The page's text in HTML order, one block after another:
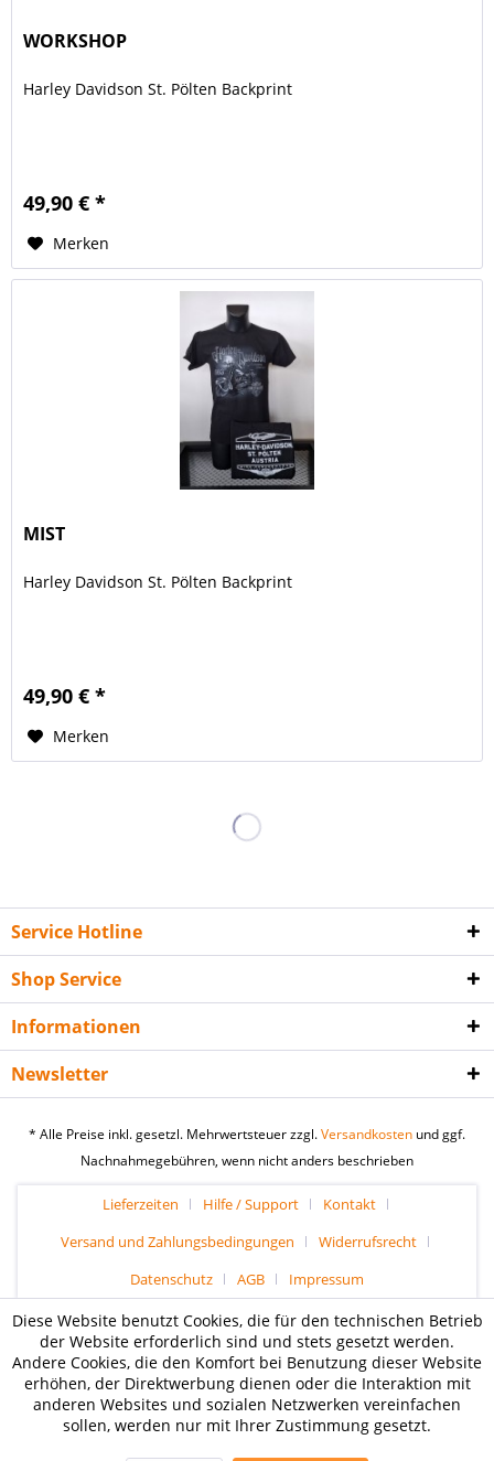
WORKSHOP
Harley Davidson St. Pölten Backprint
49,90 € *
Merken
MIST
Harley Davidson St. Pölten Backprint
49,90 € *
Merken
Service Hotline
Shop Service
Informationen
Newsletter
* Alle Preise inkl. gesetzl. Mehrwertsteuer zzgl.Versandkosten und ggf.
Nachnahmegebühren, wenn nicht anders beschrieben
Lieferzeiten Hilfe / Support
Kontakt
Versand und Zahlungsbedingungen
Widerrufsrecht
Datenschutz
AGB Impressum
Diese Website benutzt Cookies, die für den technischen Betrieb
der Website erforderlich sind und stets gesetzt werden.
Andere Cookies, die den Komfort bei Benutzung dieser Website
erhöhen, der Direktwerbung dienen oder die Interaktion mit
anderen Websites und sozialen Netzwerken vereinfachen
sollen, werden nur mit Ihrer Zustimmung gesetzt.